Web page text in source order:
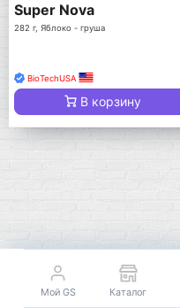
Super Nova
282 г, Яблоко - груша
BioTechUSA
В корзину
Мой GS Каталог